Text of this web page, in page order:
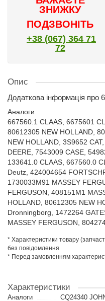
ЗНИЖКУ
ПОДЗВОНІТЬ
+38 (067) 364 71
72
Опис
Додаткова інформація про
Аналоги
667560.1 CLAAS, 6675601
80612305 NEW HOLLAND,
NEW HOLLAND, 3S9652
DEERE, 7543009 CASE,
133641.0 CLAAS, 667560.0
Deutz, 424004654
1730033M91 MASSEY
FERGUSON, 408151M1
HOLLAND, 80612305 NEW
Dronningborg, 1472264
MASSEY FERGUSON,
* Характеристики товару
без повідомлення
* Перед замовленням
Характеристики
Аналоги CQ24340